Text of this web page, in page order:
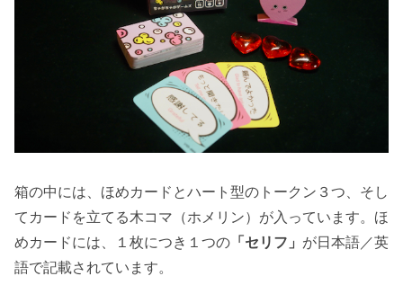
箱の中には、ほめカードとハート型のトークン３つ、そし
てカードを立てる木コマ（ホメリン）が入っています。ほ
めカードには、１枚につき１つの 「セリフ」 が日本語／英
語で記載されています。